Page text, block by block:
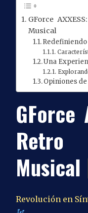
GForce
Musical
Redefiniendo
Una
Opiniones
GForce
Retro
Musical
Revolución en